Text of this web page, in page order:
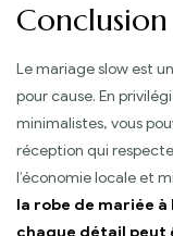
Conclusion
Le mariage slow est
pour cause. En
minimalistes, vous
réception qui
l’économie locale et
la robe de mariée
chaque détail peut